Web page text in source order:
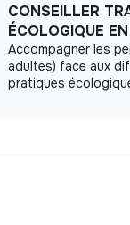
CONSEILLER
ÉCOLOGIQUE
Accompagner les
adultes) face aux
pratiques